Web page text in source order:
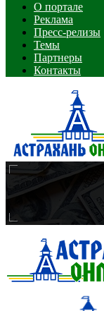
О портале
Реклама
Пресс-релизы
Темы
Партнеры
Контакты